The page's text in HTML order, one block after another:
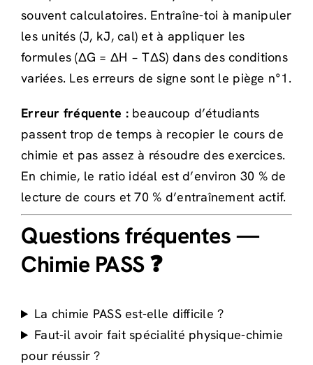
souvent calculatoires. Entraîne-toi à manipuler
les unités (J, kJ, cal) et à appliquer les
formules (ΔG = ΔH − TΔS) dans des conditions
variées. Les erreurs de signe sont le piège n°1.
Erreur fréquente :beaucoup d’étudiants
passent trop de temps à recopier le cours de
chimie et pas assez à résoudre des exercices.
En chimie, le ratio idéal est d’environ 30 % de
lecture de cours et 70 % d’entraînement actif.
Questions fréquentes —
Chimie PASS ❓
La chimie PASS est-elle difficile ?
Faut-il avoir fait spécialité physique-chimie
pour réussir ?